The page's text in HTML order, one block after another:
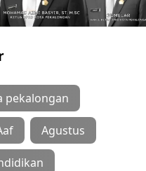
pekalongan
Agustus